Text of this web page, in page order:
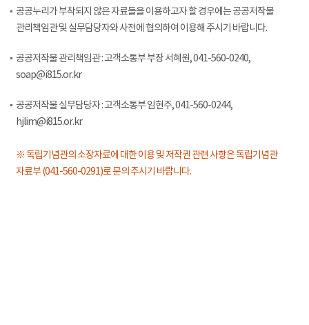
공공누리가 부착되지 않은 자료들을 이용하고자 할 경우에는 공공저작물
관리책임관 및 실무담당자와 사전에 협의하여 이용해 주시기 바랍니다.
공공저작물 관리책임관 : 고객소통부 부장 서혜원, 041-560-0240,
soap@i815.or.kr
공공저작물 실무담당자 : 고객소통부 임현주, 041-560-0244,
hjlim@i815.or.kr
※ 독립기념관의 소장자료에 대한 이용 및 저작권 관련 사항은 독립기념관
자료부 (041-560-0291)로 문의 주시기 바랍니다.